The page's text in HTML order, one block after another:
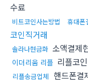
수료
비트코인사는방법 휴대폰
코인직거래
솔라나현금화 소액결제
이더리움 리플 리플코
리플송금업체 핸드폰결